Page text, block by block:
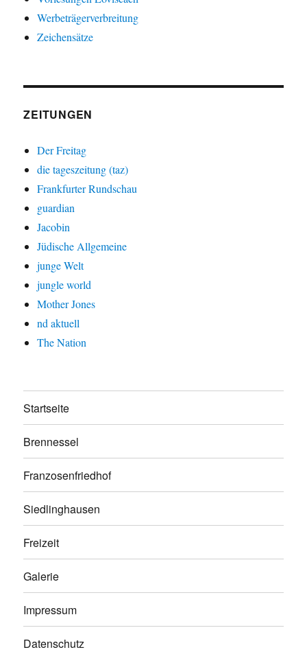
Werbeträgerverbreitung
Zeichensätze
ZEITUNGEN
Der Freitag
die tageszeitung (taz)
Frankfurter Rundschau
guardian
Jacobin
Jüdische Allgemeine
junge Welt
jungle world
Mother Jones
nd aktuell
The Nation
Startseite
Brennessel
Franzosenfriedhof
Siedlinghausen
Freizeit
Galerie
Impressum
Datenschutz